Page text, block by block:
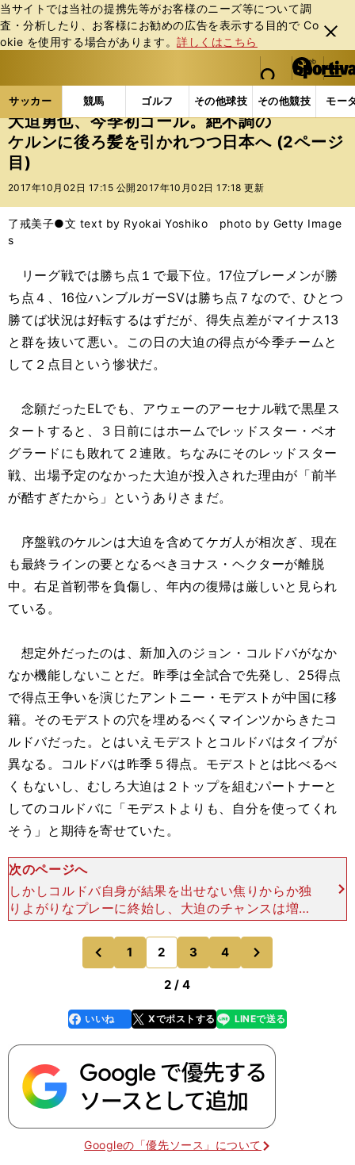
当サイトでは当社の提携先等がお客様のニーズ等について調
査・分析したり、お客様にお勧めの広告を表⽰する⽬的で Co
okie を使⽤する場合があります。詳しくはこちら
閉じ
る
web Sportiva (webスポルティーバ)
検索
マイペ
ー
ジ
メニュ
サッカー 競馬 ゴルフ その他球技 その他競技 モー
ス
ポ
ル
テ
ー
バ
サッカーの記事一覧 海外サッカー 海外サッカー
大迫勇也、今季初ゴール。絶不調の
ケルンに後ろ髪を引かれつつ日本へ (2ページ
目)
2017年10月02日 17:15 公開 2017年10月02日 17:18 更新
了戒美子●文 text by Ryokai Yoshiko photo by Getty Image
s
リーグ戦では勝ち点１で最下位。17位ブレーメンが勝
ち点４、16位ハンブルガーSVは勝ち点７なので、ひとつ
勝てば状況は好転するはずだが、得失点差がマイナス13
と群を抜いて悪い。この日の大迫の得点が今季チームと
して２点目という惨状だ。
念願だったELでも、アウェーのアーセナル戦で黒星ス
タートすると、３日前にはホームでレッドスター・ベオ
グラードにも敗れて２連敗。ちなみにそのレッドスター
戦、出場予定のなかった大迫が投入された理由が「前半
が酷すぎたから」というありさまだ。
序盤戦のケルンは大迫を含めてケガ人が相次ぎ、現在
も最終ラインの要となるべきヨナス・ヘクターが離脱
中。右足首靭帯を負傷し、年内の復帰は厳しいと見られ
ている。
想定外だったのは、新加入のジョン・コルドバがなか
なか機能しないことだ。昨季は全試合で先発し、25得点
で得点王争いを演じたアントニー・モデストが中国に移
籍。そのモデストの穴を埋めるべくマインツからきたコ
ルドバだった。とはいえモデストとコルドバはタイプが
異なる。コルドバは昨季５得点。モデストとは比べるべ
くもないし、むしろ大迫は２トップを組むパートナーと
してのコルドバに「モデストよりも、自分を使ってくれ
そう」と期待を寄せていた。
次のページへ
しかしコルドバ自身が結果を出せない焦りからか独
りよがりなプレーに終始し、大迫のチャンスは増え
なかった。結局、大迫は中盤もこなしながら、前線
でも汗をかく役回りをこなさざるをえなかった。
ケルンはレッドス
前
のページへ
1 2 3 4
のページへ
2 / 4
faceboo
k
いいね Xでポストする
line LINEで送る
Googleの「優先ソース」について